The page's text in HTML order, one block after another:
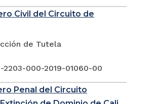
Civil del Circuito de
de Tutela
2203-000-2019-01060-00
Penal del Circuito